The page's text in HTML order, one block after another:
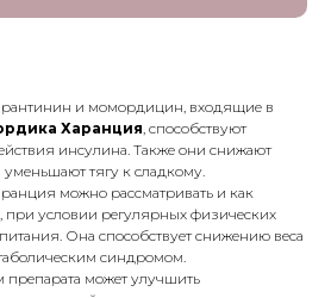
и момордицин, входящие в
Харанция, способствуют
инсулина. Также они снижают
тягу к сладкому.
можно рассматривать и как
при условии регулярных физических
Она способствует снижению веса
синдромом.
может улучшить